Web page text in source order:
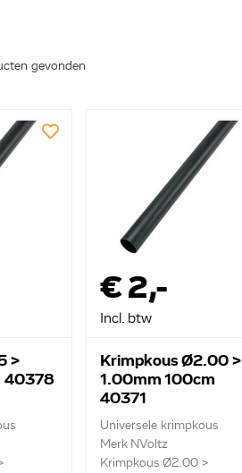
gevonden
>
40378
€ 2,-
Incl. btw
Krimpkous Ø2.00 >
1.00mm 100cm
40371
Universele krimpkous
Merk NVoltz
Krimpkous Ø2.00 >